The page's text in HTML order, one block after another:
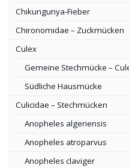
Chikungunya-Fieber
Chironomidae – Zuckmücken
Culex
Gemeine Stechmücke –
Südliche Hausmücke
Culicidae – Stechmücken
Anopheles algeriensis
Anopheles atroparvus
Anopheles claviger